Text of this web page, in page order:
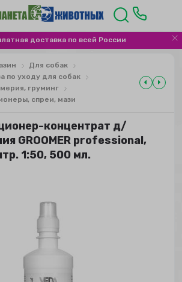
доставка по всей России
Для собак
по уходу для собак
груминг
спреи, мази
концентрат д/
GROOMER professional,
1:50, 500 мл.